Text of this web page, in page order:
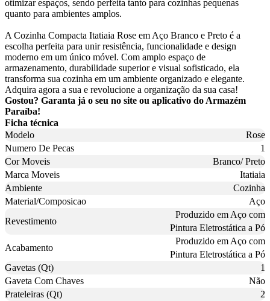
otimizar espaços, sendo perfeita tanto para cozinhas pequenas
quanto para ambientes amplos.
A Cozinha Compacta Itatiaia Rose em Aço Branco e Preto é a
escolha perfeita para unir resistência, funcionalidade e design
moderno em um único móvel. Com amplo espaço de
armazenamento, durabilidade superior e visual sofisticado, ela
transforma sua cozinha em um ambiente organizado e elegante.
Adquira agora a sua e revolucione a organização da sua casa!
Gostou? Garanta já o seu no site ou aplicativo do Armazém
Paraíba!
Ficha técnica
Modelo
Rose
Numero De Pecas
1
Cor Moveis
Branco/ Preto
Marca Moveis
Itatiaia
Ambiente
Cozinha
Material/Composicao
Aço
Revestimento
Produzido em Aço com
Pintura Eletrostática a Pó
Acabamento
Produzido em Aço com
Pintura Eletrostática a Pó
Gavetas (Qt)
1
Gaveta Com Chaves
Não
Prateleiras (Qt)
2